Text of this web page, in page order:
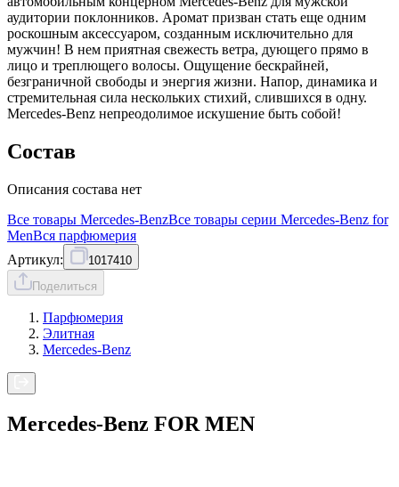
аудитории поклонников. Аромат призван стать еще одним
роскошным аксессуаром, созданным исключительно для
мужчин! В нем приятная свежесть ветра, дующего прямо в
лицо и треплющего волосы. Ощущение бескрайней,
безграничной свободы и энергия жизни. Напор, динамика и
стремительная сила нескольких стихий, слившихся в одну.
Mercedes-Benz непреодолимое искушение быть собой!
Состав
Описания состава нет
Все товары Mercedes-BenzВсе товары серии Mercedes-Benz for
MenВся парфюмерия
Артикул:
1017410
Поделиться
Парфюмерия
Элитная
Mercedes-Benz
Mercedes-Benz FOR MEN